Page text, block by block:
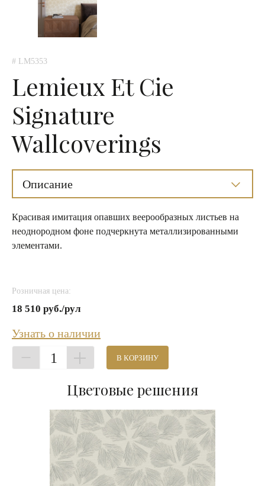
# LM5353
Lemieux Et Cie
Signature
Wallcoverings
Описание
Красивая имитация опавших веерообразных листьев на
неоднородном фоне подчеркнута металлизированными
элементами.
Розничная цена:
18 510 руб./рул
Узнать о наличии
1 В КОРЗИНУ
Цветовые решения